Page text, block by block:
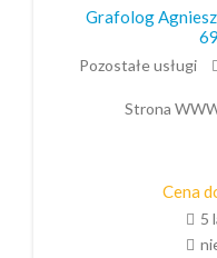
Grafolog
Pozostałe usługi
Strona
Cena
5